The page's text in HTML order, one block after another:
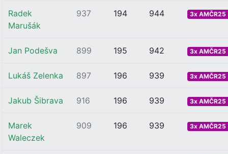
Radek
Marušák
937 194 944 3x AMČR25
Jan Podešva 899 195 942 3x AMČR25
Lukáš Zelenka 897 196 939 3x AMČR25
Jakub Šibrava 916 196 939 3x AMČR25
Marek
Waleczek
909 196 939 3x AMČR25